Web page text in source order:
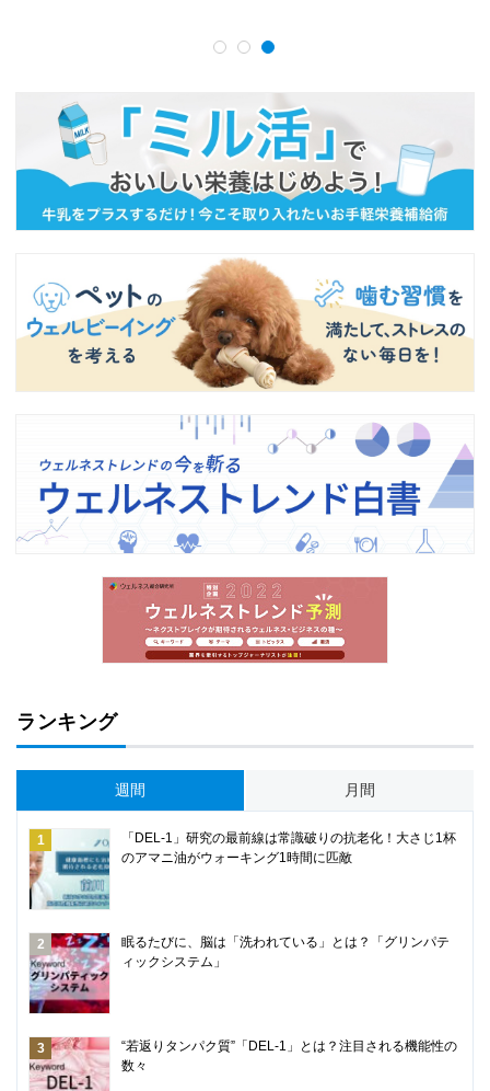
ランキング
週間 月間
「DEL-1」研究の最前線は常識破りの抗老化！大さじ1杯
のアマニ油がウォーキング1時間に匹敵
眠るたびに、脳は「洗われている」とは？「グリンパテ
ィックシステム」
“若返りタンパク質”「DEL-1」とは？注目される機能性の
数々